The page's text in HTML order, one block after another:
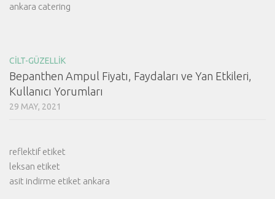
ankara catering
CILT-GÜZELLIK
Bepanthen Ampul Fiyatı, Faydaları ve Yan Etkileri,
Kullanıcı Yorumları
29 MAY, 2021
reflektif etiket
leksan etiket
asit indirme etiket ankara